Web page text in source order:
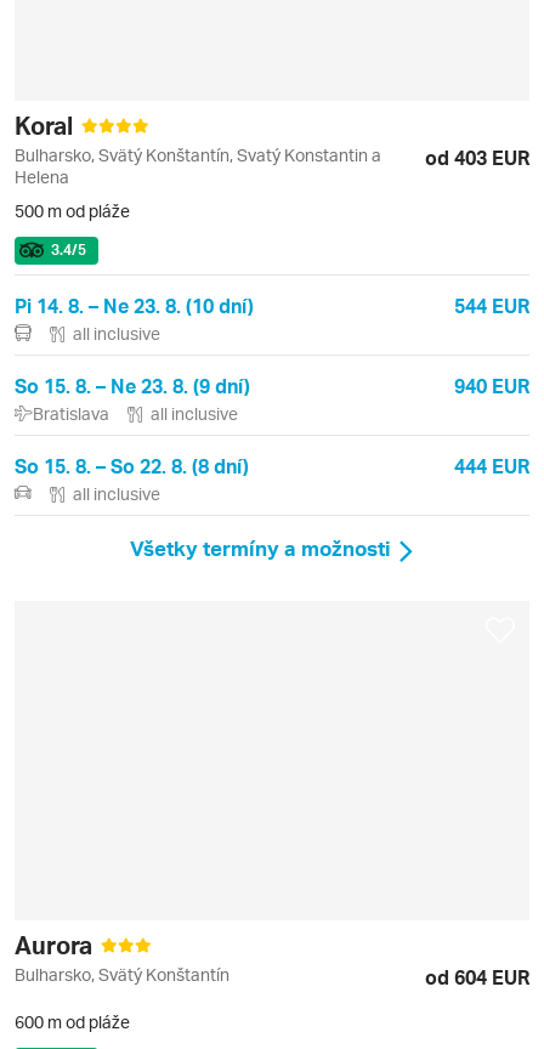
Koral
Bulharsko, Svätý Konštantín, Svatý Konstantin a
Helena
od 403 EUR
500 m od pláže
3.4/5
Pi 14. 8. – Ne 23. 8. (10 dní) 544 EUR
all inclusive
So 15. 8. – Ne 23. 8. (9 dní) 940 EUR
Bratislava all inclusive
So 15. 8. – So 22. 8. (8 dní) 444 EUR
all inclusive
Všetky termíny a možnosti
Aurora
Bulharsko, Svätý Konštantín od 604 EUR
600 m od pláže